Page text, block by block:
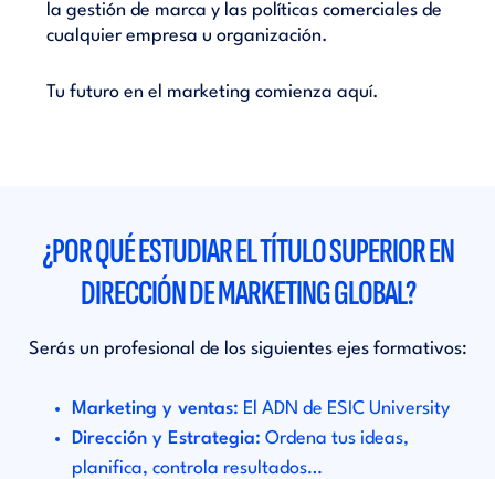
la gestión de marca y las políticas comerciales de
cualquier empresa u organización.
Tu futuro en el marketing comienza aquí.
¿POR QUÉ ESTUDIAR EL TÍTULO SUPERIOR EN
DIRECCIÓN DE MARKETING GLOBAL?
Serás un profesional de los siguientes ejes formativos:
Marketing y ventas: El ADN de ESIC University
Dirección y Estrategia: Ordena tus ideas,
planifica, controla resultados…